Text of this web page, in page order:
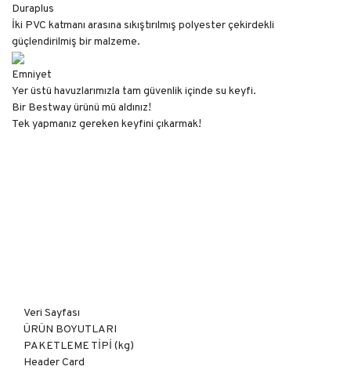
Duraplus
İki PVC katmanı arasına sıkıştırılmış polyester çekirdekli
güçlendirilmiş bir malzeme.
Emniyet
Yer üstü havuzlarımızla tam güvenlik içinde su keyfi.
Bir Bestway ürünü mü aldınız!
Tek yapmanız gereken keyfini çıkarmak!
Veri Sayfası
ÜRÜN BOYUTLARI
PAKETLEME TİPİ (kg)
Header Card